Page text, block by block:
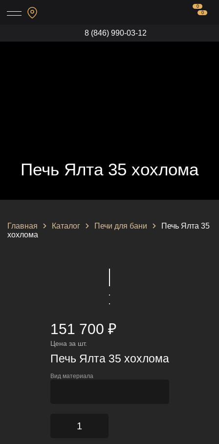
0
0
8 (846) 990-03-12
Печь Ялта 35 хохлома
Главная Каталог Печи для бани
Печь Ялта 35
хохлома
151 700 ₽
Цена за шт.
Печь Ялта 35 хохлома
Вид материала